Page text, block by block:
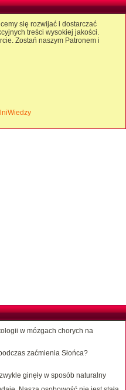
się rozwijać i dostarczać
treści wysokiej jakości.
Zostań naszym Patronem i
w mózgach chorych na
zaćmienia Słońca?
ginęły w sposób naturalny